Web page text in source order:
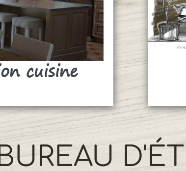
cuisine